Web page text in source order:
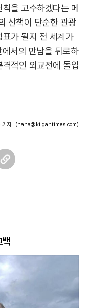
을 고수하겠다는 메
산책이 단순한 관광
가 될지 전 세계가
서의 만남을 뒤로하
적인 외교전에 돌입
기자 (haha@kilgantimes.com)
백